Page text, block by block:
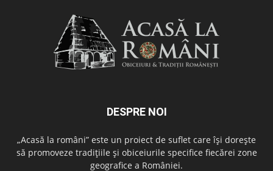
DESPRE NOI
„Acasă la români” este un proiect de suflet care își dorește
să promoveze tradițiile și obiceiurile specifice fiecărei zone
geografice a României.